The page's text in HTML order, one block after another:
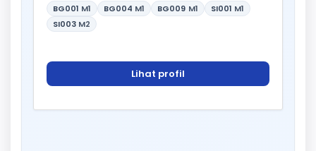
BG001 M1 BG004 M1 BG009 M1 SI001 M1
SI003 M2
Lihat profil